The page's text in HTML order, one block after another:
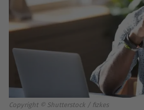
Copyright © Shutterstock / fizkes